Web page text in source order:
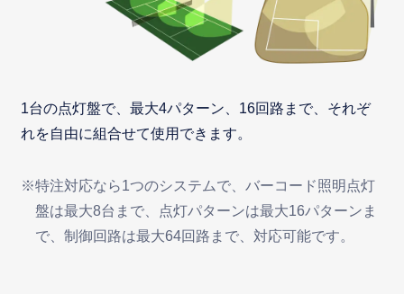
1台の点灯盤で、最大4パターン、16回路まで、それぞ
れを自由に組合せて使用できます。
※特注対応なら1つのシステムで、バーコード照明点灯
盤は最大8台まで、点灯パターンは最大16パターンま
で、制御回路は最大64回路まで、対応可能です。